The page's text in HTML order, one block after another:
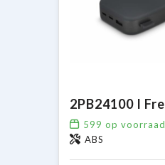
599 op voorraad
ABS